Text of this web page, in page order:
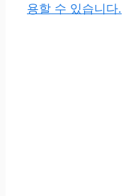
용할 수 있습니다.